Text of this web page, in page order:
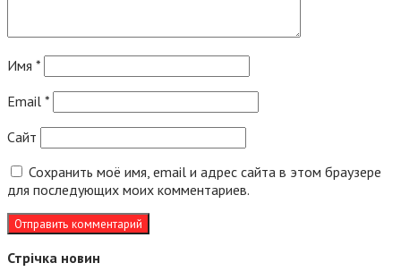
Имя *
Email *
Сайт
Сохранить моё имя, email и адрес сайта в этом браузере
для последующих моих комментариев.
Стрічка новин